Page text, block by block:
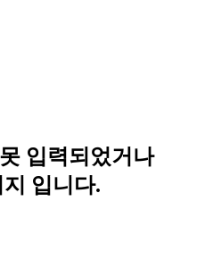
입력되었거나
입니다.